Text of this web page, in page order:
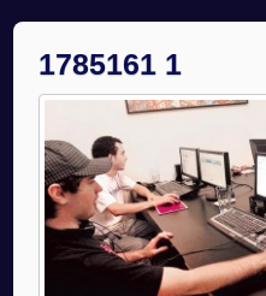
1785161 1